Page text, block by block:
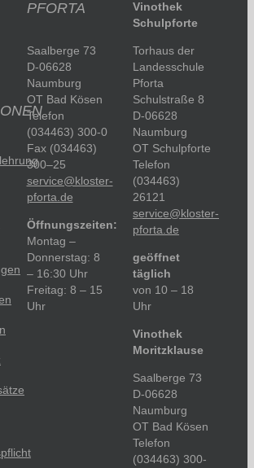
PFORTA
Saalberge 73
D-06628
Naumburg
OT Bad Kösen
Telefon
(034463) 300-0
Fax (034463)
300–25
service@kloster-
pforta.de
Öffnungszeiten:
Montag –
Donnerstag: 8
– 16:30 Uhr
Freitag: 8 – 15
Uhr
Vinothek
Schulpforte
Torhaus der
Landesschule
Pforta
Schulstraße 8
D-06628
Naumburg
OT Schulpforte
Telefon
(034463)
26121
service@kloster-
pforta.de
geöffnet
täglich
von 10 – 18
Uhr
Vinothek
Moritzklause
Saalberge 73
D-06628
Naumburg
OT Bad Kösen
Telefon
(034463) 300-